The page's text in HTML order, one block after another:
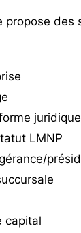
propose
LMNP
capital